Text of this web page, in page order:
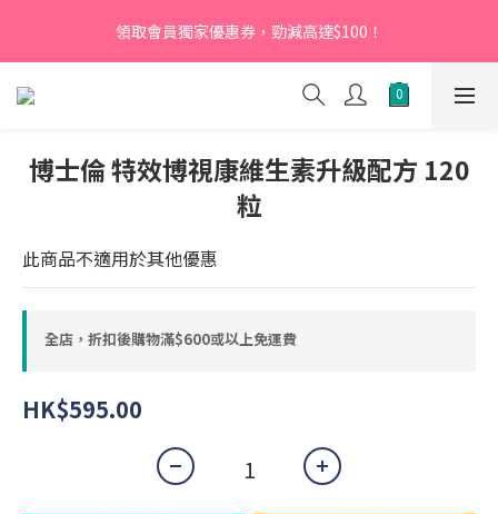
【新會員】即日起至2026月12月31日，首次下單輸入優惠碼
「NEW95」即可享95折
領取會員獨家優惠券，勁減高達$100！
【新會員】即日起至2026月12月31日，首次下單輸入優惠碼
「NEW95」即可享95折
博士倫 特效博視康維生素升級配方 120
粒
此商品不適用於其他優惠
全店，折扣後購物滿$600或以上免運費
HK$595.00